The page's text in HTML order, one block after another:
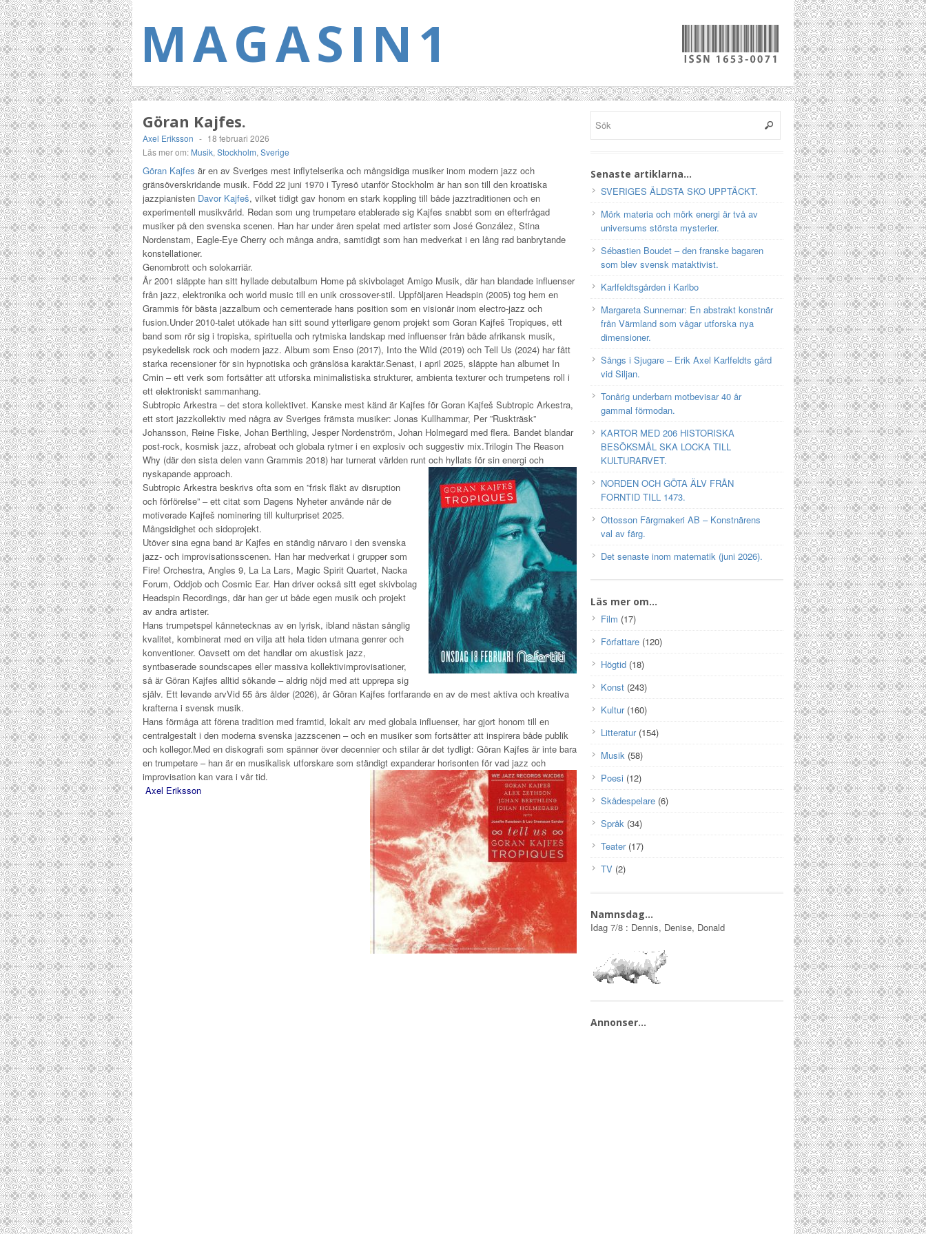
MAGASIN1
Göran Kajfes.
Axel Eriksson - 18 februari 2026
Läs mer om: Musik, Stockholm, Sverige
Göran Kajfes är en av Sveriges mest inflytelserika och mångsidiga musiker inom modern jazz och
gränsöverskridande musik. Född 22 juni 1970 i Tyresö utanför Stockholm är han son till den kroatiska
jazzpianisten Davor Kajfeš, vilket tidigt gav honom en stark koppling till både jazztraditionen och en
experimentell musikvärld. Redan som ung trumpetare etablerade sig Kajfes snabbt som en efterfrågad
musiker på den svenska scenen. Han har under åren spelat med artister som José González, Stina
Nordenstam, Eagle-Eye Cherry och många andra, samtidigt som han medverkat i en lång rad banbrytande
konstellationer.
Genombrott och solokarriär.
År 2001 släppte han sitt hyllade debutalbum Home på skivbolaget Amigo Musik, där han blandade influenser
från jazz, elektronika och world music till en unik crossover-stil. Uppföljaren Headspin (2005) tog hem en
Grammis för bästa jazzalbum och cementerade hans position som en visionär inom electro-jazz och
fusion.Under 2010-talet utökade han sitt sound ytterligare genom projekt som Goran Kajfeš Tropiques, ett
band som rör sig i tropiska, spirituella och rytmiska landskap med influenser från både afrikansk musik,
psykedelisk rock och modern jazz. Album som Enso (2017), Into the Wild (2019) och Tell Us (2024) har fått
starka recensioner för sin hypnotiska och gränslösa karaktär.Senast, i april 2025, släppte han albumet In
Cmin – ett verk som fortsätter att utforska minimalistiska strukturer, ambienta texturer och trumpetens roll i
ett elektroniskt sammanhang.
Subtropic Arkestra – det stora kollektivet. Kanske mest känd är Kajfes förGoran Kajfeš Subtropic Arkestra,
ett stort jazzkollektiv med några av Sveriges främsta musiker: Jonas Kullhammar, Per ”Ruskträsk”
Johansson, Reine Fiske, Johan Berthling, Jesper Nordenström, Johan Holmegard med flera. Bandet blandar
post-rock, kosmisk jazz, afrobeat och globala rytmer i en explosiv och suggestiv mix.Trilogin The Reason
Why (där den sista delen vann Grammis 2018) har turnerat världen runt och hyllats för sin energi och
nyskapande approach.
Subtropic Arkestra beskrivs ofta som en ”frisk fläkt av disruption
och förförelse” – ett citat som Dagens Nyheter använde när de
motiverade Kajfeš nominering till kulturpriset 2025.
Mångsidighet och sidoprojekt.
Utöver sina egna band är Kajfes en ständig närvaro i den svenska
jazz- och improvisationsscenen. Han har medverkat i grupper som
Fire! Orchestra, Angles 9, La La Lars, Magic Spirit Quartet, Nacka
Forum, Oddjob och Cosmic Ear. Han driver också sitt eget skivbolag
Headspin Recordings, där han ger ut både egen musik och projekt
av andra artister.
Hans trumpetspel kännetecknas av en lyrisk, ibland nästan sånglig
kvalitet, kombinerat med en vilja att hela tiden utmana genrer och
konventioner. Oavsett om det handlar om akustisk jazz,
syntbaserade soundscapes eller massiva kollektivimprovisationer,
så är Göran Kajfes alltid sökande – aldrig nöjd med att upprepa sig
själv. Ett levande arvVid 55 års ålder (2026), är Göran Kajfes fortfarande en av de mest aktiva och kreativa
krafterna i svensk musik.
Hans förmåga att förena tradition med framtid, lokalt arv med globala influenser, har gjort honom till en
centralgestalt i den moderna svenska jazzscenen – och en musiker som fortsätter att inspirera både publik
och kollegor.Med en diskografi som spänner över decennier och stilar är det tydligt: Göran Kajfes är inte bara
en trumpetare – han är en musikalisk utforskare som ständigt expanderar horisonten för vad jazz och
improvisation kan vara i vår tid.
Axel Eriksson
Senaste artiklarna…
SVERIGES ÄLDSTA SKO UPPTÄCKT.
Mörk materia och mörk energi är två av
universums största mysterier.
Sébastien Boudet – den franske bagaren
som blev svensk mataktivist.
Karlfeldtsgården i Karlbo
Margareta Sunnemar: En abstrakt konstnär
från Värmland som vågar utforska nya
dimensioner.
Sångs i Sjugare – Erik Axel Karlfeldts gård
vid Siljan.
Tonårig underbarn motbevisar 40 år
gammal förmodan.
KARTOR MED 206 HISTORISKA
BESÖKSMÅL SKA LOCKA TILL
KULTURARVET.
NORDEN OCH GÖTA ÄLV FRÅN
FORNTID TILL 1473.
Ottosson Färgmakeri AB – Konstnärens
val av färg.
Det senaste inom matematik (juni 2026).
Läs mer om…
Film (17)
Författare (120)
Högtid (18)
Konst (243)
Kultur(160)
Litteratur(154)
Musik (58)
Poesi (12)
Skådespelare (6)
Språk (34)
Teater(17)
TV (2)
Namnsdag…
Idag 7/8 : Dennis, Denise, Donald
Annonser…